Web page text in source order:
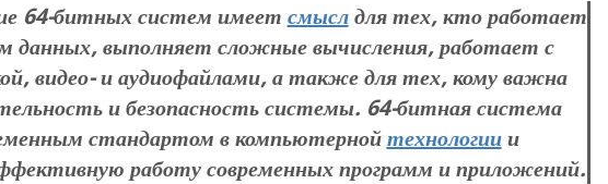
64-битных систем имеет смыслдля тех, кто работает
данных, выполняет сложные вычисления, работает с
видео- и аудиофайлами, а также для тех, кому важна
и безопасность системы. 64-битная система
стандартом в компьютернойтехнологиии
работу современных программ и приложений.